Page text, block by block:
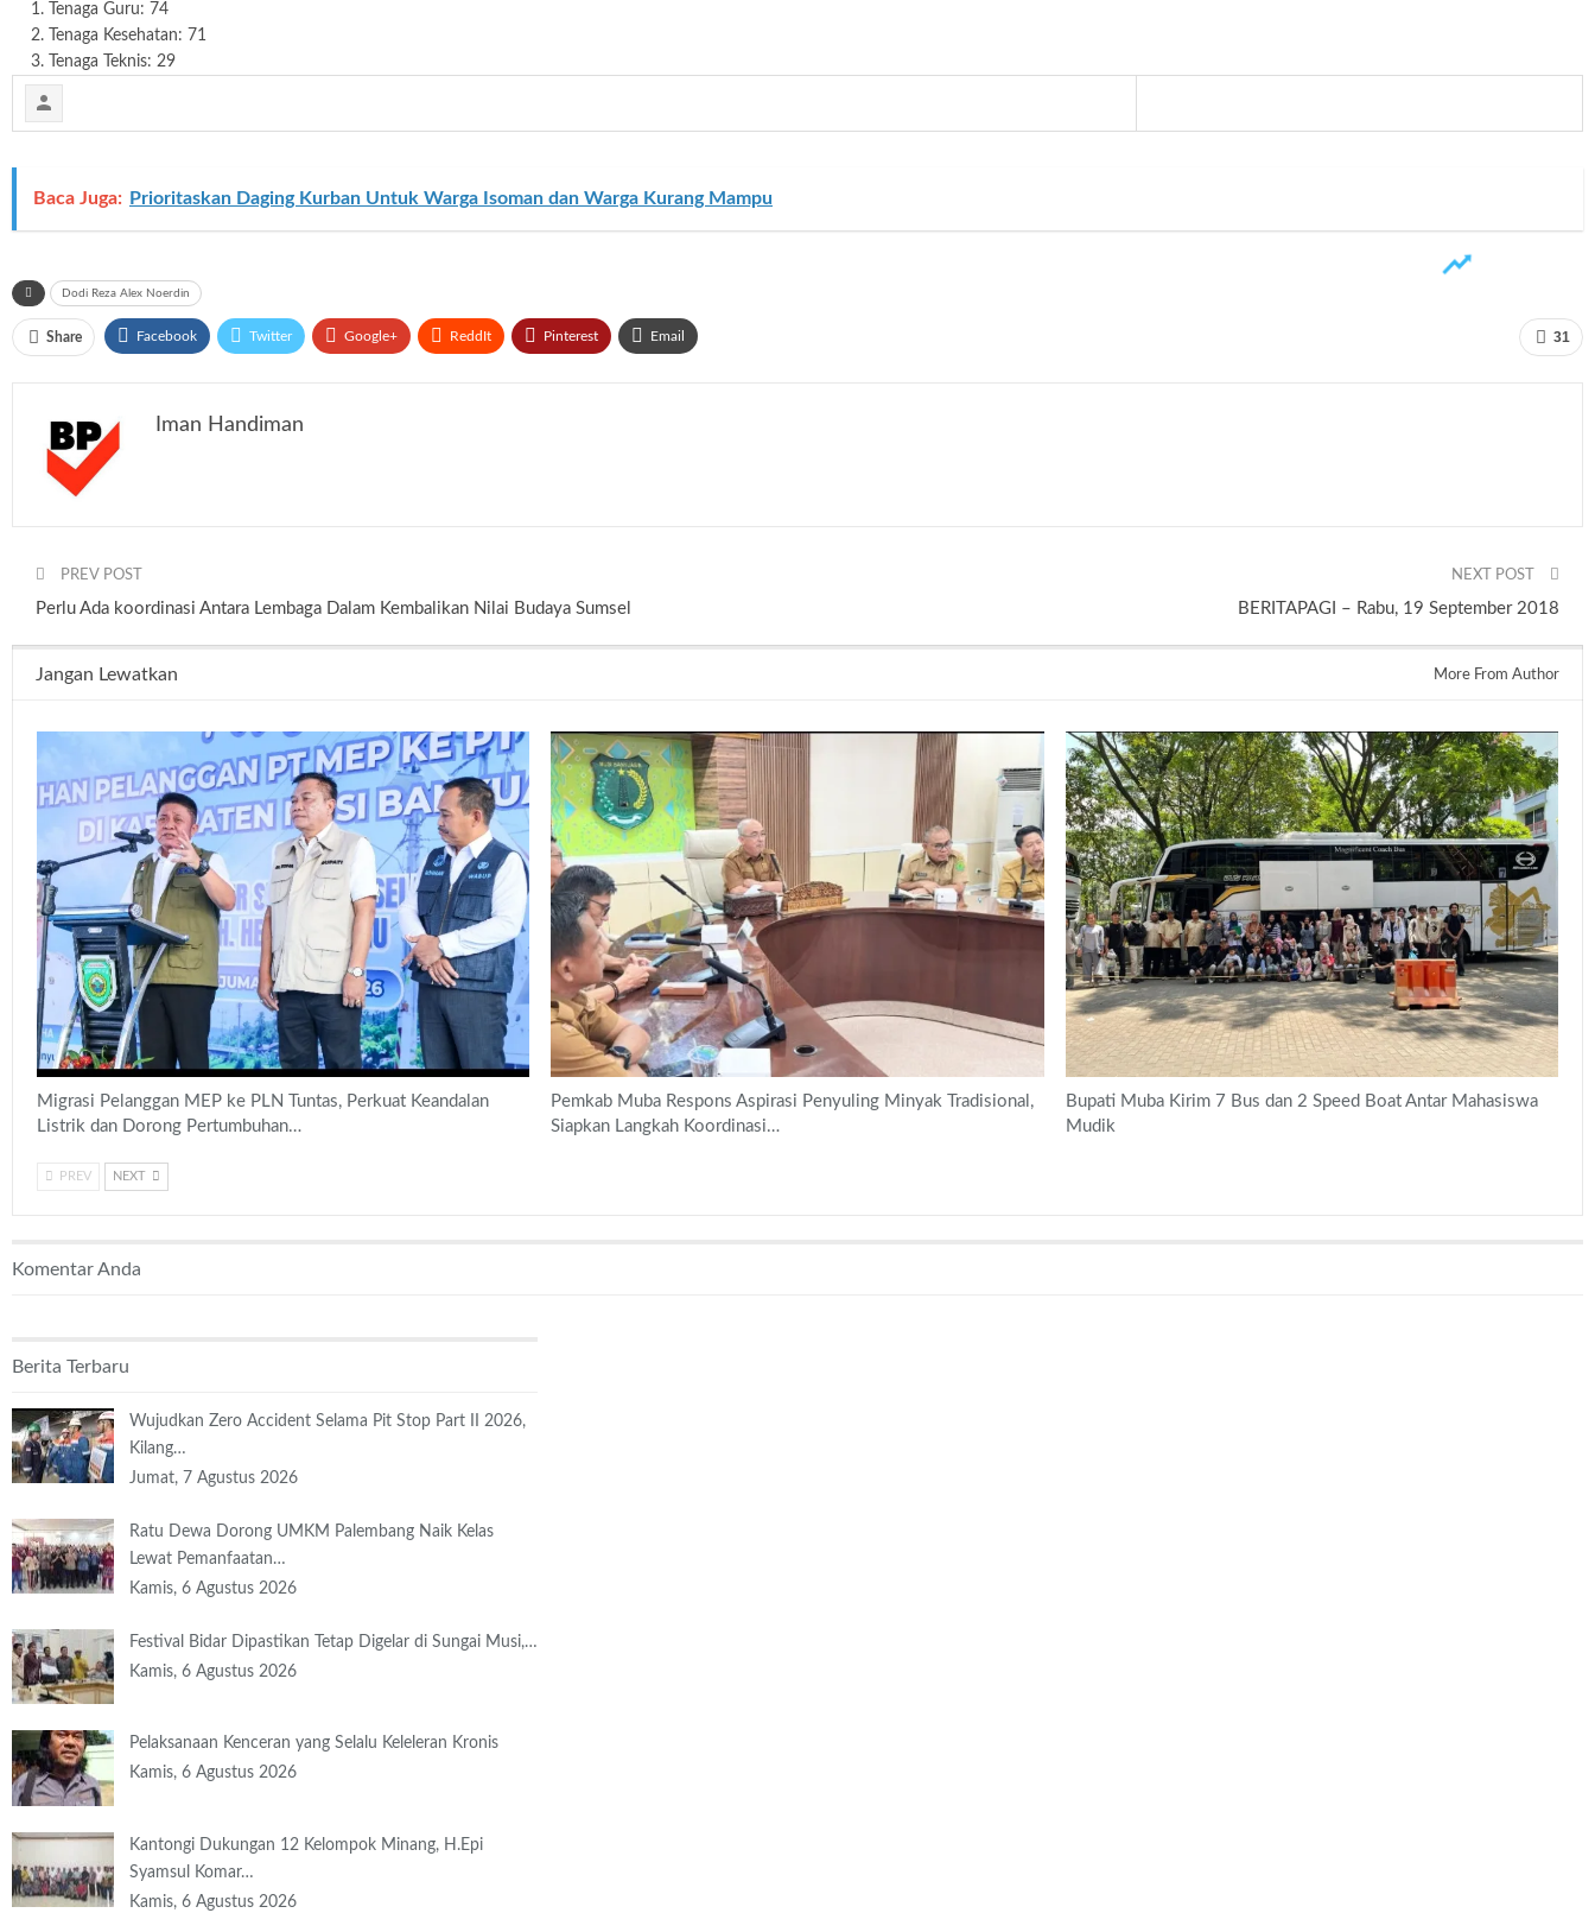
1. Tenaga Guru: 74
2. Tenaga Kesehatan: 71
3. Tenaga Teknis: 29
Baca Juga: Prioritaskan Daging Kurban Untuk Warga Isoman dan Warga Kurang Mampu
Dodi Reza Alex Noerdin
31
Share Facebook Twitter Google+ ReddIt Pinterest Email
Iman Handiman
PREV POST
Perlu Ada koordinasi Antara Lembaga Dalam Kembalikan Nilai Budaya Sumsel
NEXT POST
BERITAPAGI – Rabu, 19 September 2018
Jangan Lewatkan More From Author
Migrasi Pelanggan MEP ke PLN Tuntas, Perkuat Keandalan
Listrik dan Dorong Pertumbuhan…
Pemkab Muba Respons Aspirasi Penyuling Minyak Tradisional,
Siapkan Langkah Koordinasi…
Bupati Muba Kirim 7 Bus dan 2 Speed Boat Antar Mahasiswa
Mudik
PREV NEXT
Komentar Anda
Berita Terbaru
Wujudkan Zero Accident Selama Pit Stop Part II 2026,
Kilang…
Jumat, 7 Agustus 2026
Ratu Dewa Dorong UMKM Palembang Naik Kelas
Lewat Pemanfaatan…
Kamis, 6 Agustus 2026
Festival Bidar Dipastikan Tetap Digelar di Sungai Musi,…
Kamis, 6 Agustus 2026
Pelaksanaan Kenceran yang Selalu Keleleran Kronis
Kamis, 6 Agustus 2026
Kantongi Dukungan 12 Kelompok Minang, H.Epi
Syamsul Komar…
Kamis, 6 Agustus 2026